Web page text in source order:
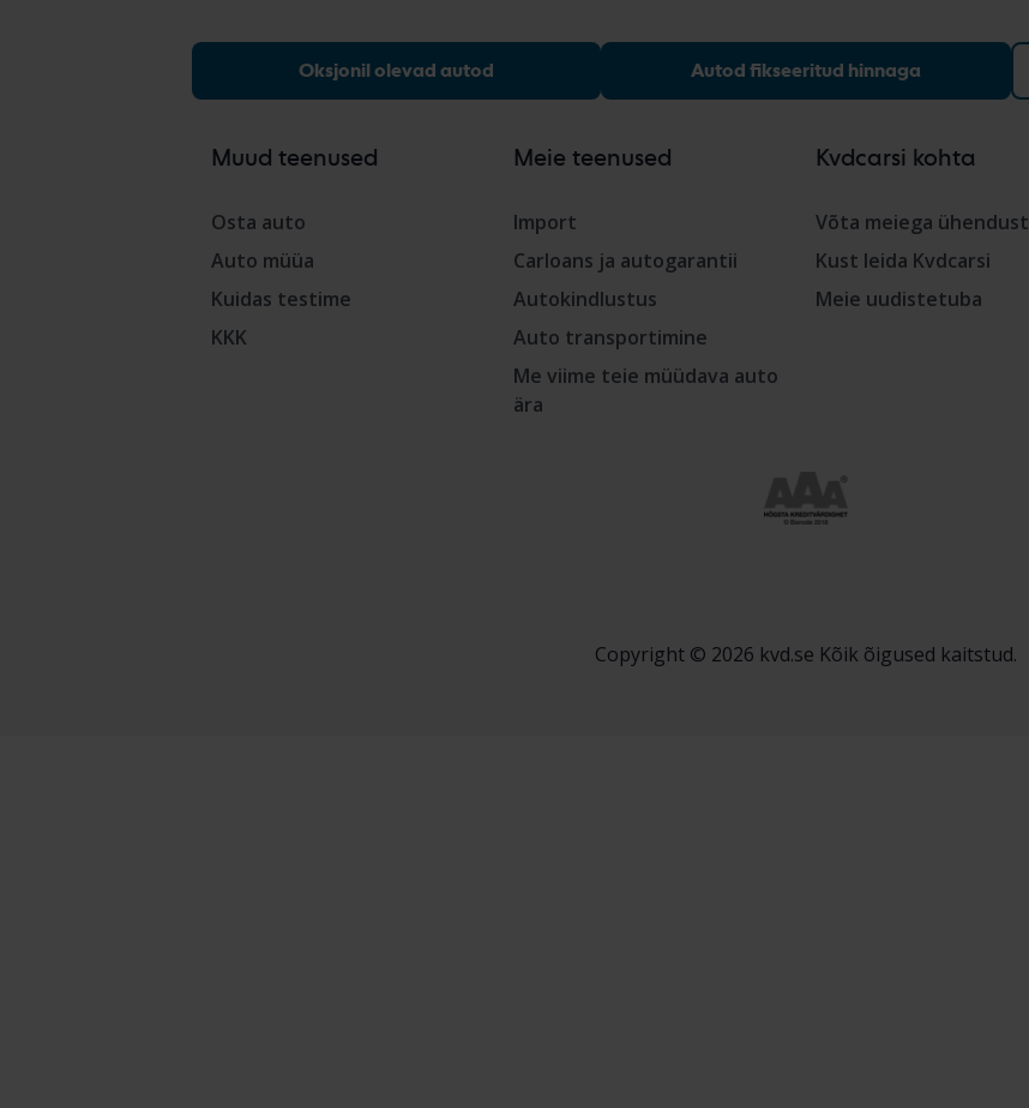
Oksjonil olevad autod Autod fikseeritud hinnaga
Muud teenused
Osta auto
Auto müüa
Kuidas testime
KKK
Meie teenused
Import
Carloans ja autogarantii
Autokindlustus
Auto transportimine
Me viime teie müüdava auto
ära
Kvdcarsi kohta
Võta meiega ühendust
Kust leida Kvdcarsi
Meie uudistetuba
Copyright © 2026 kvd.se Kõik õigused kaitstud.